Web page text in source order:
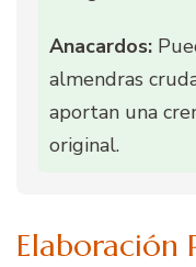
Anacardos:
almendras
aportan una
original.
Elaboración